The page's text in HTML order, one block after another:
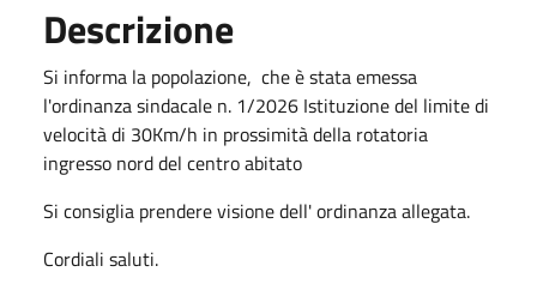
Descrizione
Si informa la popolazione, che è stata emessa
l'ordinanza sindacale n. 1/2026 Istituzione del limite di
velocità di 30Km/h in prossimità della rotatoria
ingresso nord del centro abitato
Si consiglia prendere visione dell' ordinanza allegata.
Cordiali saluti.